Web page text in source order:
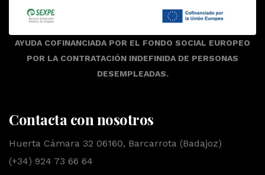
AYUDA COFINANCIADA POR EL FONDO SOCIAL EUROPEO
POR LA CONTRATACIÓN INDEFINIDA DE PERSONAS
DESEMPLEADAS.
Contacta con nosotros
Huerta Cámara 32 06160, Barcarrota (Badajoz)
(+34) 924 73 66 64